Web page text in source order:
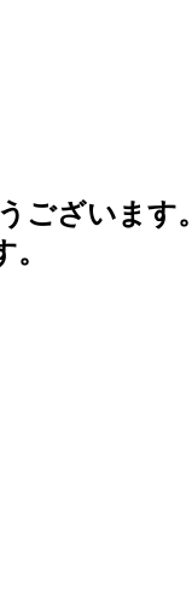
ございます。